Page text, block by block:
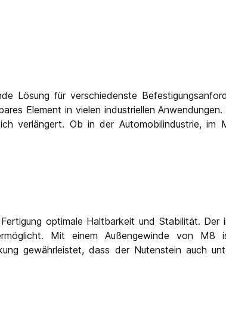
für verschiedenste
Element in vielen industriellen
verlängert. Ob in der Automobilindustrie, im
optimale Haltbarkeit und Stabilität. Der
Mit einem Außengewinde von
gewährleistet, dass der Nutenstein auch